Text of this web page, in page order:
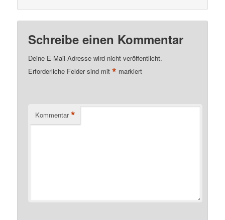
Schreibe einen Kommentar
Deine E-Mail-Adresse wird nicht veröffentlicht.
Erforderliche Felder sind mit* markiert
Kommentar *